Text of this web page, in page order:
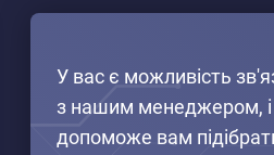
У вас є можливість
з нашим менеджером, і
допоможе вам